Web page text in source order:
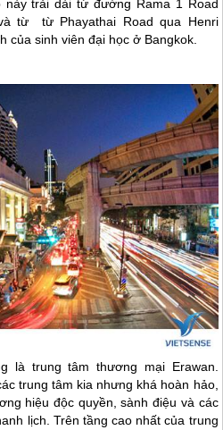
trải dài từ đường Rama 1 Road
từ từ Phayathai Road qua Henri
của sinh viên đại học ở Bangkok.
là trung tâm thương mại Erawan.
trung tâm kia nhưng khá hoàn hảo,
hiệu độc quyền, sành điệu và các
lịch. Trên tầng cao nhất của trung